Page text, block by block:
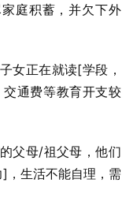
庭积蓄，并欠下外
女正在就读[学段，
通费等教育开支较
父母/祖父母，他们
，生活不能自理，需